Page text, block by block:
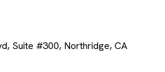
Suite #300, Northridge, CA